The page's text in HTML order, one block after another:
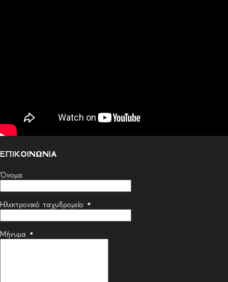
ΕΠΙΚΟΙΝΩΝΙΑ
Όνομα
Ηλεκτρονικό ταχυδρομείο *
Μήνυμα *